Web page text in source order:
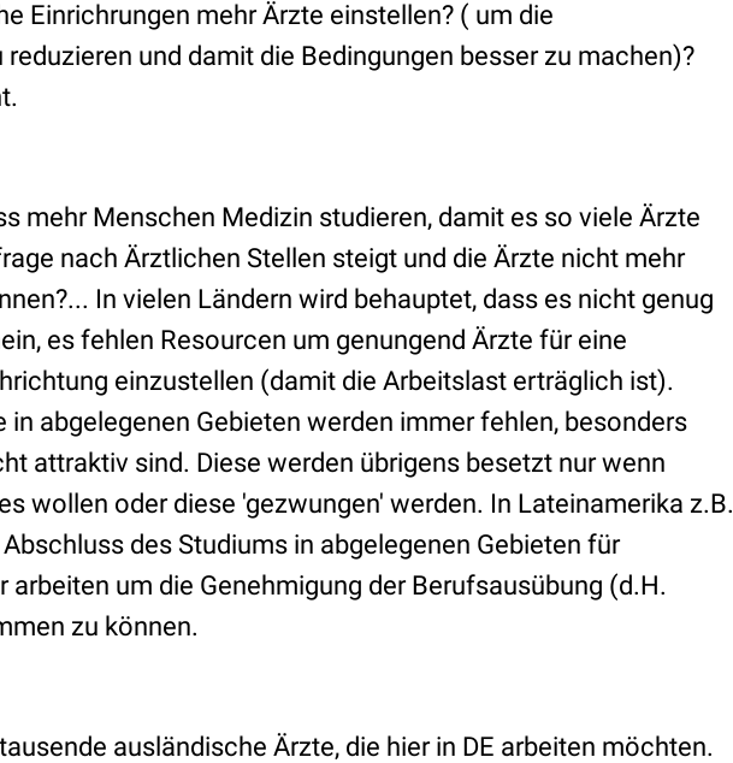
Einrichrungen mehr Ärzte einstellen? ( um die
und damit die Bedingungen besser zu machen)?
mehr Menschen Medizin studieren, damit es so viele Ärzte
nach Ärztlichen Stellen steigt und die Ärzte nicht mehr
In vielen Ländern wird behauptet, dass es nicht genug
es fehlen Resourcen um genungend Ärzte für eine
einzustellen (damit die Arbeitslast erträglich ist).
in abgelegenen Gebieten werden immer fehlen, besonders
attraktiv sind. Diese werden übrigens besetzt nur wenn
wollen oder diese 'gezwungen' werden. In Lateinamerika z.B.
des Studiums in abgelegenen Gebieten für
arbeiten um die Genehmigung der Berufsausübung (d.H.
zu können.
ausländische Ärzte, die hier in DE arbeiten möchten.